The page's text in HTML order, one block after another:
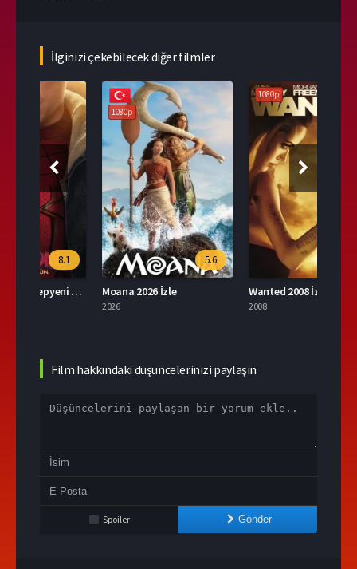
İlginizi çekebilecek diğer filmler
1080p
5.6
Moana 2026 İzle
1080p
6.7
Wanted 2008 İzle
Film hakkındaki düşüncelerinizi paylaşın
Spoiler Gönder